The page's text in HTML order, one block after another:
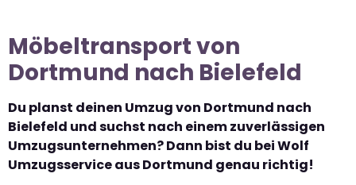
Möbeltransport von
Dortmund nach Bielefeld
Du planst deinen Umzug von Dortmund nach
Bielefeld und suchst nach einem zuverlässigen
Umzugsunternehmen? Dann bist du bei Wolf
Umzugsservice aus Dortmund genau richtig!